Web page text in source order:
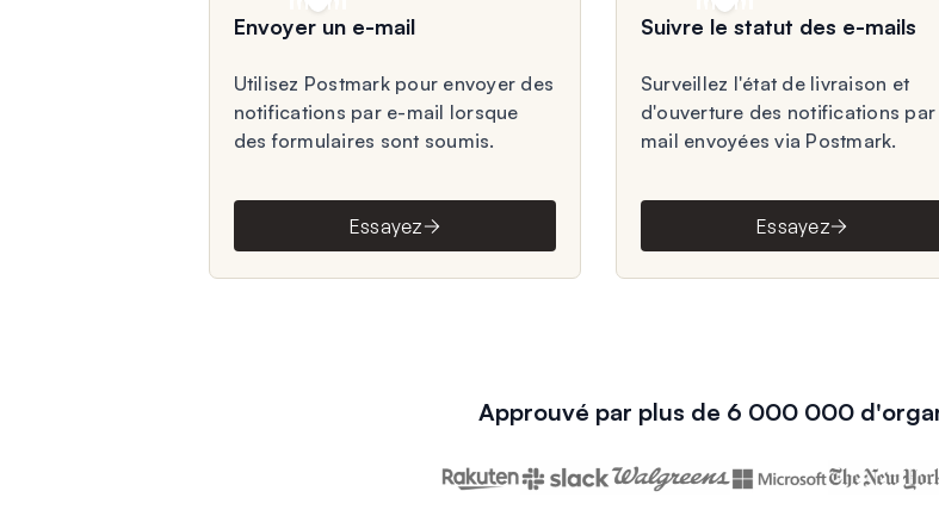
Envoyer un e-mail
Utilisez Postmark pour envoyer des
notifications par e-mail lorsque
des formulaires sont soumis.
Essayez
Suivre le statut des e-mails
Surveillez l'état de livraison et
d'ouverture des notifications
mail envoyées via Postmark.
Essayez
Approuvé par plus de 6 000 000